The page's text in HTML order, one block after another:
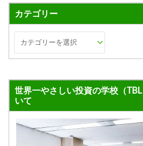
カテゴリー
世界一やさしい投資の学校（
いて